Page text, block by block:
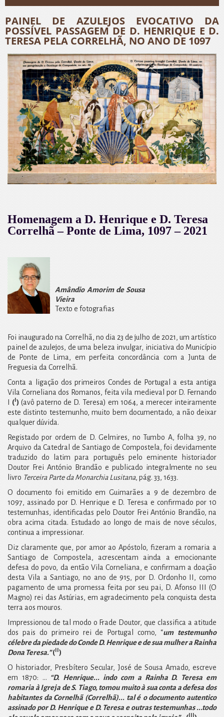
PAINEL DE AZULEJOS EVOCATIVO DA
POSSÍVEL PASSAGEM DE D. HENRIQUE E D.
TERESA PELA CORRELHÃ, NO ANO DE 1097
Homenagem a D. Henrique e D. Teresa
Correlhã – Ponte de Lima, 1097 – 2021
Amândio Amorim de Sousa
Vieira
Texto e fotografias
Foi inaugurado na Correlhã, no dia 23 de julho de 2021, um artístico
painel de azulejos, de uma beleza invulgar, iniciativa do Município
de Ponte de Lima, em perfeita concordância com a Junta de
Freguesia da Correlhã.
Conta a ligação dos primeiros Condes de Portugal a esta antiga
Vila Corneliana dos Romanos, feita vila medieval por D. Fernando
(I) (avô paterno de D. Teresa) em 1064, a merecer inteiramente
este distinto testemunho, muito bem documentado, a não deixar
qualquer dúvida.
Registado por ordem de D. Gelmires, no Tumbo A, folha 39, no
Arquivo da Catedral de Santiago de Compostela, foi devidamente
traduzido do latim para português pelo eminente historiador
Doutor Frei António Brandão e publicado integralmente no seu
livro Terceira Parte da Monarchia Lusitana, pág. 33, 1633.
O documento foi emitido em Guimarães a 9 de dezembro de
1097, assinado por D. Henrique e D. Teresa e confirmado por 10
testemunhas, identificadas pelo Doutor Frei António Brandão, na
obra acima citada. Estudado ao longo de mais de nove séculos,
continua a impressionar.
Diz claramente que, por amor ao Apóstolo, fizeram a romaria a
Santiago de Compostela, acrescentam ainda a emocionante
defesa do povo, da então Vila Corneliana, e confirmam a doação
desta Vila a Santiago, no ano de 915, por D. Ordonho II, como
pagamento de uma promessa feita por seu pai, D. Afonso III (O
Magno) rei das Astúrias, em agradecimento pela conquista desta
terra aos mouros.
Impressionou de tal modo o Frade Doutor, que classifica a atitude
dos pais do primeiro rei de Portugal como, “um testemunho
célebre da piedade do Conde D. Henrique e de sua mulher a Rainha
Dona Teresa.”(II)
O historiador, Presbítero Secular, José de Sousa Amado, escreve
em 1870: … “D. Henrique... indo com a Rainha D. Teresa em
romaria à Igreja de S. Tiago, tomou muito à sua conta a defesa dos
habitantes da Cornelhã (Correlhã)... tal é o documento autentico
assinado por D. Henrique e D. Teresa e outras testemunhas ...todo
III